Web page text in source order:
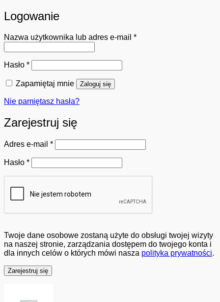
Logowanie
Nazwa użytkownika lub adres e-mail *Wymagane
Hasło *Wymagane
Zapamiętaj mnie Zaloguj się
Nie pamiętasz hasła?
Zarejestruj się
Adres e-mail *Wymagane
Hasło *Wymagane
Twoje dane osobowe zostaną użyte do obsługi twojej wizyty
na naszej stronie, zarządzania dostępem do twojego konta i
dla innych celów o których mówi nasza polityka prywatności.
Zarejestruj się